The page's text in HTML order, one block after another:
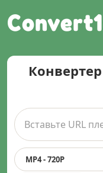
MP4 - 720P